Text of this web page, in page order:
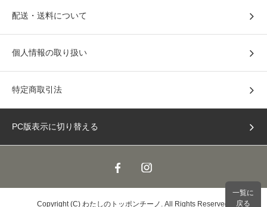
配送・送料について
個人情報の取り扱い
特定商取引法
PC版表示に切り替える
Copyright (C) わたしのトッポンチーノ. All Rights Reserved.
一覧に
戻る